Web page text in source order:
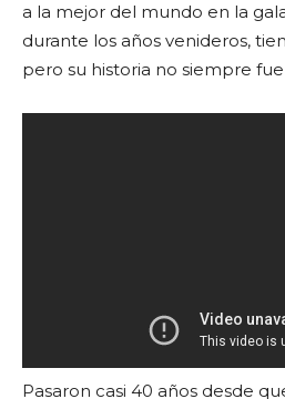
a la mejor del mundo en la
durante los años venideros,
pero su historia no siempre fue
Pasaron casi 40 años desde